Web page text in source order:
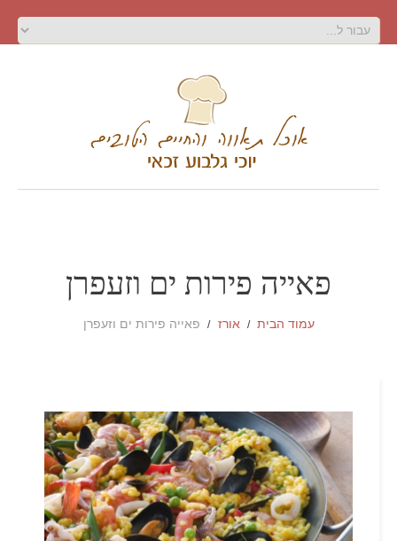
פאייה פירות ים וזעפרן
עמוד הבית אורז פאייה פירות ים וזעפרן